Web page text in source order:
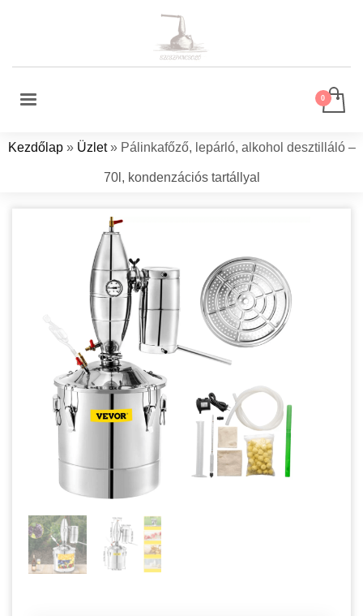
Kezdőlap» Üzlet» Pálinkafőző, lepárló, alkohol desztilláló –
70l, kondenzációs tartállyal